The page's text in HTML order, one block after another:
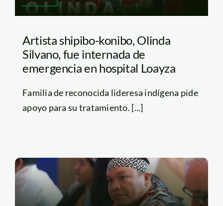
Artista shipibo-konibo, Olinda
Silvano, fue internada de
emergencia en hospital Loayza
Familia de reconocida lideresa indígena pide
apoyo para su tratamiento. [...]